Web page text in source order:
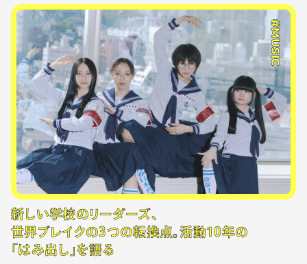
#MUSIC
新しい学校のリーダーズ、
世界ブレイクの3つの転換点。活動10年の
「はみ出し」を語る